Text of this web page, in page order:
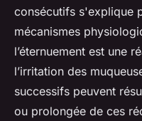
consécutifs s'explique
mécanismes
l’éternuement est une
l’irritation des
successifs peuvent
ou prolongée de ces